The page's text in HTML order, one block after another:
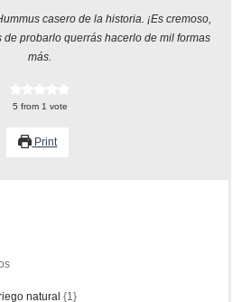
casero de la historia. ¡Es cremoso,
probarlo querrás hacerlo de mil formas
más.
5 from 1 vote
Print
natural {1}